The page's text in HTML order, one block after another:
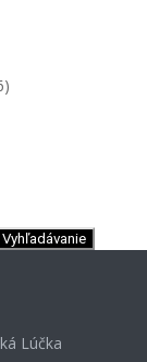
Lúčka